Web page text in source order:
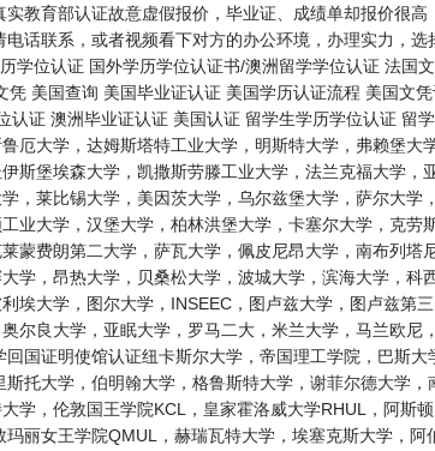
教育部认证故意虚假报价，毕业证、成绩单却报价很
话联系，或者视频看下对方的办公环境，办理实力，
学位认证 国外学历学位认证书/澳洲留学学位认证 法国
美国查询 美国毕业证认证 美国学历认证流程 美国文
认证 澳洲毕业证认证 美国认证 留学生学历学位认证 留
厄大学，达姆斯塔特工业大学，明斯特大学，弗赖堡
斯堡埃森大学，凯撒斯劳滕工业大学，法兰克福大学
，莱比锡大学，美因茨大学，乌尔兹堡大学，萨尔大
业大学，汉堡大学，柏林洪堡大学，卡塞尔大学，克
蒙费朗第二大学，萨瓦大学，佩皮尼昂大学，南布列
学，昂热大学，贝桑松大学，波城大学，滨海大学，
埃大学，图尔大学，INSEEC，图卢兹大学，图卢兹第
尔良大学，亚眠大学，罗马二大，米兰大学，马兰欧
国证明使馆认证纽卡斯尔大学，帝国理工学院，巴斯
托大学，伯明翰大学，格鲁斯特大学，谢菲尔德大学
学，伦敦国王学院KCL，皇家霍洛威大学RHUL，阿斯
丽女王学院QMUL，赫瑞瓦特大学，埃塞克斯大学，